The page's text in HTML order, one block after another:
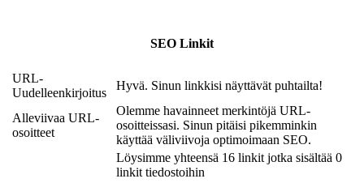
SEO Linkit
URL-
Uudelleenkirjoitus
Hyvä. Sinun linkkisi näyttävät puhtailta!
Alleviivaa URL-
osoitteet
Olemme havainneet merkintöjä URL-
osoitteissasi. Sinun pitäisi pikemminkin
käyttää väliviivoja optimoimaan SEO.
Löysimme yhteensä 16 linkit jotka sisältää 0
linkit tiedostoihin